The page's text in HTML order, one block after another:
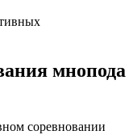
мнопода
соревновании